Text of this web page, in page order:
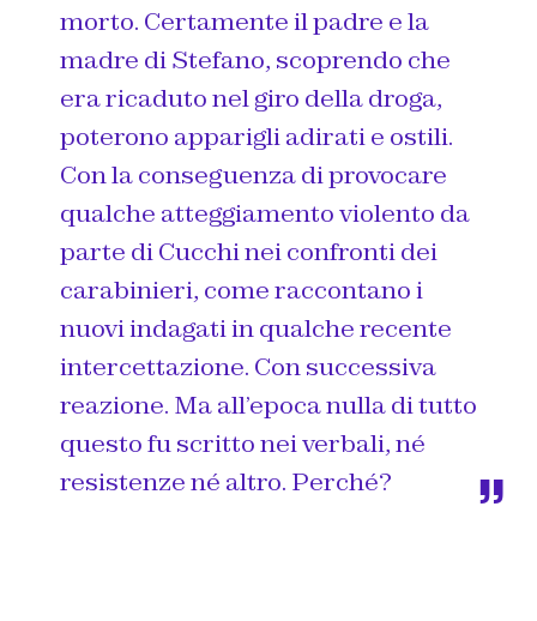
morto. Certamente il padre e la
madre di Stefano, scoprendo che
era ricaduto nel giro della droga,
poterono apparigli adirati e ostili.
Con la conseguenza di provocare
qualche atteggiamento violento da
parte di Cucchi nei confronti dei
carabinieri, come raccontano i
nuovi indagati in qualche recente
intercettazione. Con successiva
reazione. Ma all’epoca nulla di tutto
questo fu scritto nei verbali, né
resistenze né altro. Perché?